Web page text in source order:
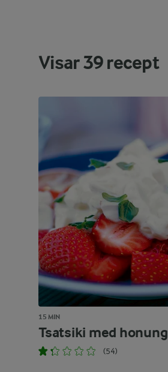
Visar39recept
15 MIN
Tsatsiki med honung
(54)